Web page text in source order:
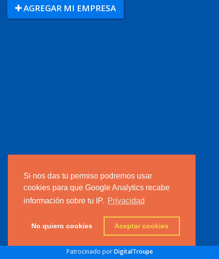
Si nos das tu permiso podremos usar
cookies para que Google Analytics recabe
información sobre tu IP. Privacidad
No quiero cookies Aceptar cookies
AGREGAR MI EMPRESA
Patrocinado porDigitalTroupe